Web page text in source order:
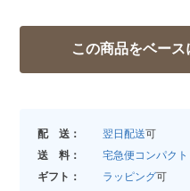
配 送： 翌日配送可
送 料：
宅急便コンパクト
ギフト：
ラッピング可